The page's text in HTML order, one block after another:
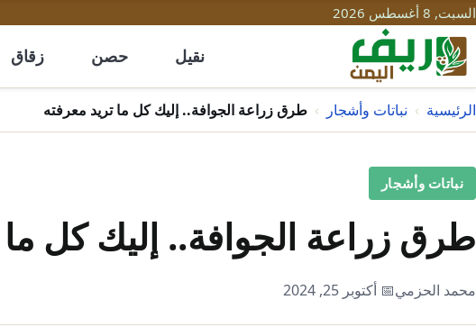
السبت, 8 أغسطس 2026
نقيل حصن زقاق
الرئيسية › نباتات وأشجار › طرق زراعة الجوافة.. إليك كل ما تريد معرفته
نباتات وأشجار
طرق زراعة الجوافة.. إليك كل ما
محمد الحزمي📅 أكتوبر 25, 2024